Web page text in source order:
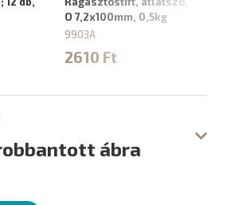
O 7,2x100mm, 0,5kg
9903A
2610 Ft
ábra